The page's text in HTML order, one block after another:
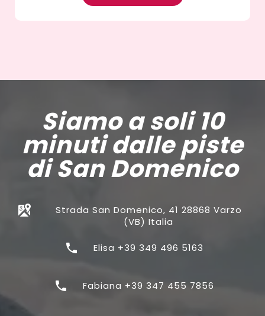
Siamo a soli 10
minuti dalle piste
di San Domenico
Strada San Domenico, 41 28868 Varzo
(VB) Italia
Elisa +39 349 496 5163
Fabiana +39 347 455 7856